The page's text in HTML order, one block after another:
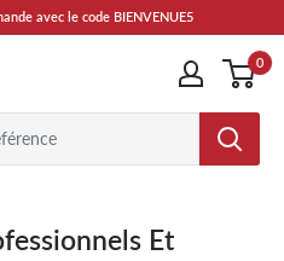
avec le code BIENVENUE5
0
Et